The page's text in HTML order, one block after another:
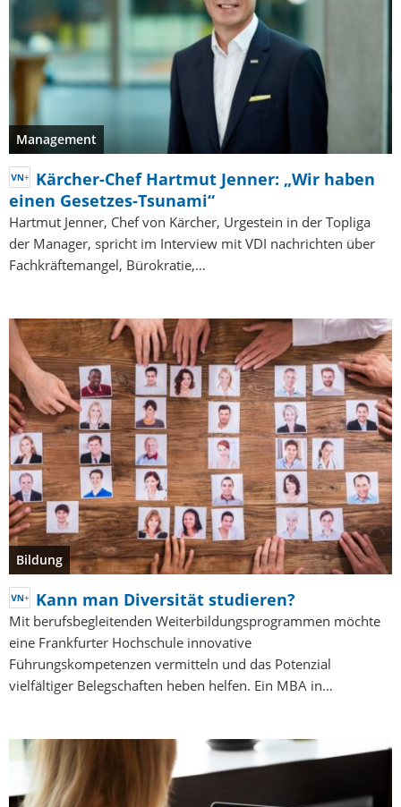
Management
Kärcher-Chef Hartmut Jenner: „Wir haben
einen Gesetzes-Tsunami“
Hartmut Jenner, Chef von Kärcher, Urgestein in der Topliga
der Manager, spricht im Interview mit VDI nachrichten über
Fachkräftemangel, Bürokratie,…
Bildung
Kann man Diversität studieren?
Mit berufsbegleitenden Weiterbildungsprogrammen möchte
eine Frankfurter Hochschule innovative
Führungskompetenzen vermitteln und das Potenzial
vielfältiger Belegschaften heben helfen. Ein MBA in…